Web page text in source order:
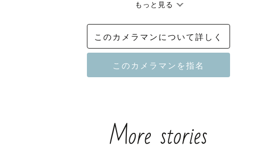
撮影ジャンルに対応しています。📷
お宮参り・七五三はもちろん、日常のワンシーンを切り取る、あり
もっと見る
このカメラマンについて詳しく
More stories